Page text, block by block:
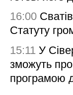
16:00
Статуту
15:11 У
зможуть
програмою